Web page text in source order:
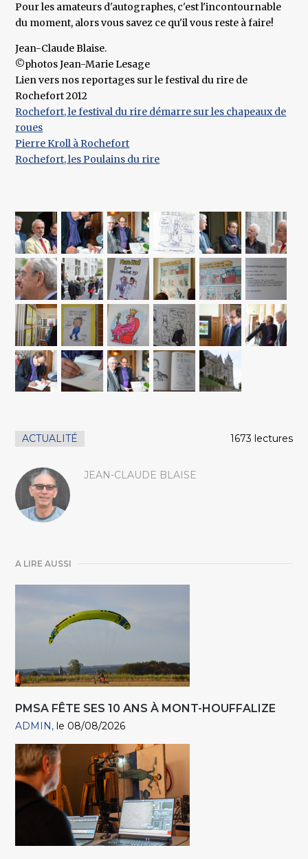
Pour les amateurs d'autographes, c'est l'incontournable
du moment, alors vous savez ce qu'il vous reste à faire!
Jean-Claude Blaise.
©photos Jean-Marie Lesage
Lien vers nos reportages sur le festival du rire de
Rochefort 2012
Rochefort, le festival du rire démarre sur les chapeaux de
roues
Pierre Kroll à Rochefort
Rochefort, les Poulains du rire
ACTUALITÉ 1673 lectures
JEAN-CLAUDE BLAISE
A LIRE AUSSI
PMSA FÊTE SES 10 ANS À MONT-HOUFFALIZE
ADMIN le 08/08/2026